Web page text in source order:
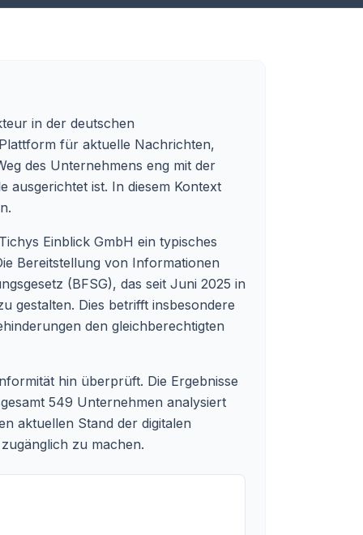
in der deutschen
für aktuelle Nachrichten,
des Unternehmens eng mit der
ausgerichtet ist. In diesem Kontext
Einblick GmbH ein typisches
Bereitstellung von Informationen
(BFSG), das seit Juni 2025 in
gestalten. Dies betrifft insbesondere
den gleichberechtigten
hin überprüft. Die Ergebnisse
549 Unternehmen analysiert
aktuellen Stand der digitalen
zu machen.